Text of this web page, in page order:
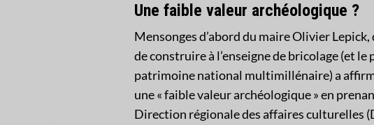
Une faible valeur archéologique ?
Mensonges d’abord du maire Olivier
de construire à l’enseigne de bricolage (et
patrimoine national multimillénaire) a
une « faible valeur archéologique » en
Direction régionale des affaires culturelles